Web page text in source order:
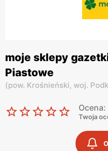
moje sklepy
Piastowe
(pow. Krośnieński, woj.
Ocena:
Twoja